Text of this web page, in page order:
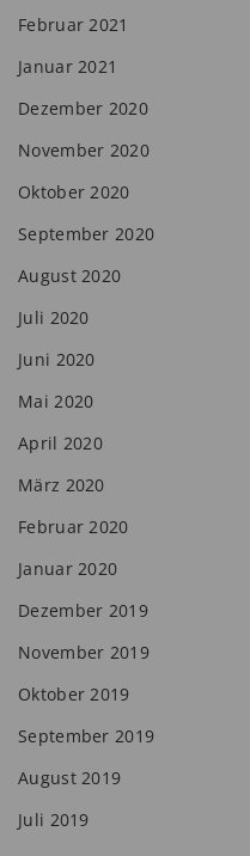
Februar 2021
Januar 2021
Dezember 2020
November 2020
Oktober 2020
September 2020
August 2020
Juli 2020
Juni 2020
Mai 2020
April 2020
März 2020
Februar 2020
Januar 2020
Dezember 2019
November 2019
Oktober 2019
September 2019
August 2019
Juli 2019